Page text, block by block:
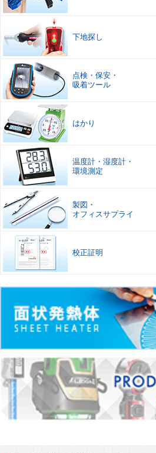
下地探し
点検 ・ 保安 ・
吸着ツール
はかり
温度計 ・ 湿度計 ・
環境測定
製図 ・
オフィスサプライ
校正証明